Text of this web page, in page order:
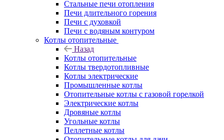
Стальные печи отопления
Печи длительного горения
Печи с духовкой
Печи с водяным контуром
Котлы отопительные
Назад
Котлы отопительные
Котлы твердотопливные
Котлы электрические
Промышленные котлы
Отопительные котлы с газовой горелкой
Электрические котлы
Дровяные котлы
Угольные котлы
Пеллетные котлы